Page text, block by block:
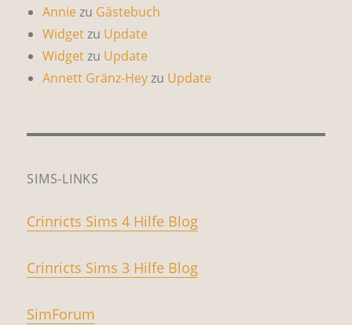
Annie zu Gästebuch
Widgetzu Update
Widgetzu Update
Annett Gränz-Heyzu Update
SIMS-LINKS
Crinricts Sims 4 Hilfe Blog
Crinricts Sims 3 Hilfe Blog
SimForum